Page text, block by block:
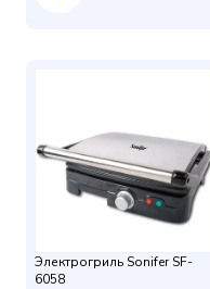
Электрогриль Sonifer SF-
6058